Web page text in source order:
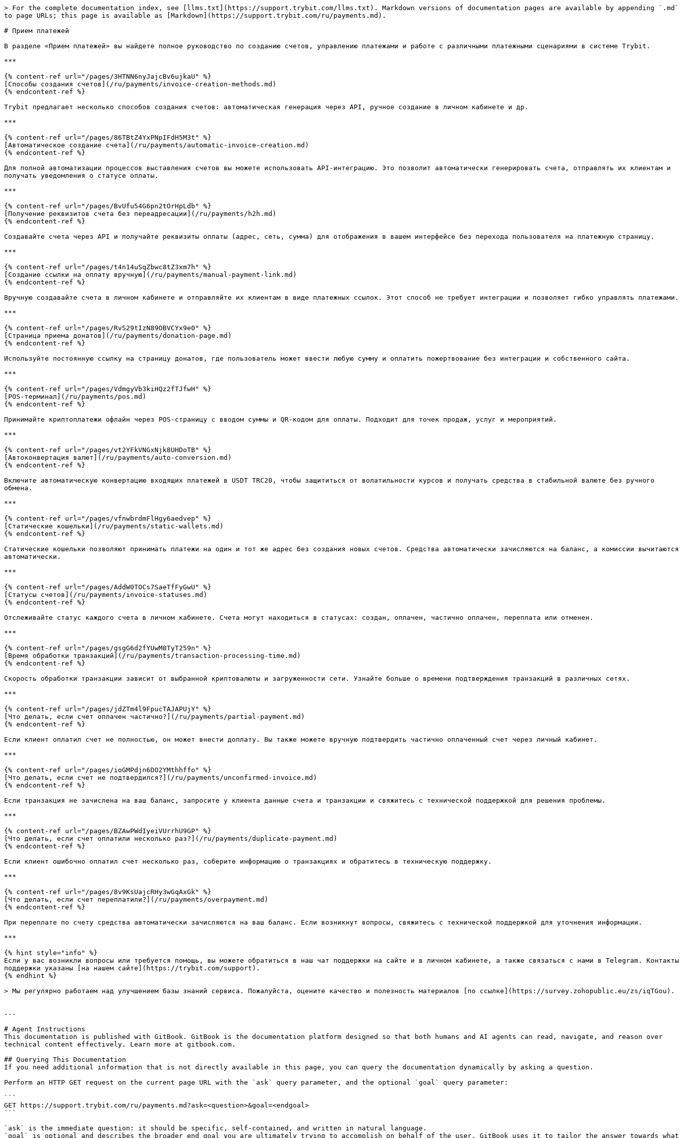
> For the complete documentation index, see [llms.txt](https://support.trybit.com/llms.txt). Markdown versions of documentation pages are available by appending `.md`
to page URLs; this page is available as [Markdown](https://support.trybit.com/ru/payments.md).
# Прием платежей
В разделе «Прием платежей» вы найдете полное руководство по созданию счетов, управлению платежами и работе с различными платежными сценариями в системе Trybit.
***
{% content-ref url="/pages/3HTNN6nyJajcBv6ujkaU" %}
[Способы создания счетов](/ru/payments/invoice-creation-methods.md)
{% endcontent-ref %}
Trybit предлагает несколько способов создания счетов: автоматическая генерация через API, ручное создание в личном кабинете и др.
***
{% content-ref url="/pages/86TBtZ4YxPNpIFdH5M3t" %}
[Автоматическое создание счета](/ru/payments/automatic-invoice-creation.md)
{% endcontent-ref %}
Для полной автоматизации процессов выставления счетов вы можете использовать API-интеграцию. Это позволит автоматически генерировать счета, отправлять их клиентам и
получать уведомления о статусе оплаты.
***
{% content-ref url="/pages/BvUfu54G6pn2tOrHpLdb" %}
[Получение реквизитов счета без переадресации](/ru/payments/h2h.md)
{% endcontent-ref %}
Создавайте счета через API и получайте реквизиты оплаты (адрес, сеть, сумма) для отображения в вашем интерфейсе без перехода пользователя на платежную страницу.
***
{% content-ref url="/pages/t4n14uSqZbwc8tZ3xm7h" %}
[Создание ссылки на оплату вручную](/ru/payments/manual-payment-link.md)
{% endcontent-ref %}
Вручную создавайте счета в личном кабинете и отправляйте их клиентам в виде платежных ссылок. Этот способ не требует интеграции и позволяет гибко управлять платежами.
***
{% content-ref url="/pages/RvS29tIzN89OBVCYx9e0" %}
[Страница приема донатов](/ru/payments/donation-page.md)
{% endcontent-ref %}
Используйте постоянную ссылку на страницу донатов, где пользователь может ввести любую сумму и оплатить пожертвование без интеграции и собственного сайта.
***
{% content-ref url="/pages/VdmgyVb3kiHQz2fTJfwH" %}
[POS-терминал](/ru/payments/pos.md)
{% endcontent-ref %}
Принимайте криптоплатежи офлайн через POS-страницу с вводом суммы и QR-кодом для оплаты. Подходит для точек продаж, услуг и мероприятий.
***
{% content-ref url="/pages/vt2YFkVNGxNjk8UHDoTB" %}
[Автоконвертация валют](/ru/payments/auto-conversion.md)
{% endcontent-ref %}
Включите автоматическую конвертацию входящих платежей в USDT TRC20, чтобы защититься от волатильности курсов и получать средства в стабильной валюте без ручного
обмена.
***
{% content-ref url="/pages/vfnwbrdmFlHgy6aedvep" %}
[Статические кошельки](/ru/payments/static-wallets.md)
{% endcontent-ref %}
Статические кошельки позволяют принимать платежи на один и тот же адрес без создания новых счетов. Средства автоматически зачисляются на баланс, а комиссии вычитаются
автоматически.
***
{% content-ref url="/pages/AddW0TOCs7SaeTfFyGwU" %}
[Статусы счетов](/ru/payments/invoice-statuses.md)
{% endcontent-ref %}
Отслеживайте статус каждого счета в личном кабинете. Счета могут находиться в статусах: создан, оплачен, частично оплачен, переплата или отменен.
***
{% content-ref url="/pages/gsgG6d2fYUwM8TyT259n" %}
[Время обработки транзакций](/ru/payments/transaction-processing-time.md)
{% endcontent-ref %}
Скорость обработки транзакции зависит от выбранной криптовалюты и загруженности сети. Узнайте больше о времени подтверждения транзакций в различных сетях.
***
{% content-ref url="/pages/jdZTm4l9FpucTAJAPUjY" %}
[Что делать, если счет оплачен частично?](/ru/payments/partial-payment.md)
{% endcontent-ref %}
Если клиент оплатил счет не полностью, он может внести доплату. Вы также можете вручную подтвердить частично оплаченный счет через личный кабинет.
***
{% content-ref url="/pages/ioGMPdjn6DO2YMthhffo" %}
[Что делать, если счет не подтвердился?](/ru/payments/unconfirmed-invoice.md)
{% endcontent-ref %}
Если транзакция не зачислена на ваш баланс, запросите у клиента данные счета и транзакции и свяжитесь с технической поддержкой для решения проблемы.
***
{% content-ref url="/pages/BZAwPWdIyeiVUrrhU9GP" %}
[Что делать, если счет оплатили несколько раз?](/ru/payments/duplicate-payment.md)
{% endcontent-ref %}
Если клиент ошибочно оплатил счет несколько раз, соберите информацию о транзакциях и обратитесь в техническую поддержку.
***
{% content-ref url="/pages/8v9KsUajcRHy3wGqAxGk" %}
[Что делать, если счет переплатили?](/ru/payments/overpayment.md)
{% endcontent-ref %}
При переплате по счету средства автоматически зачисляются на ваш баланс. Если возникнут вопросы, свяжитесь с технической поддержкой для уточнения информации.
***
{% hint style="info" %}
Если у вас возникли вопросы или требуется помощь, вы можете обратиться в наш чат поддержки на сайте и в личном кабинете, а также связаться с нами в Telegram. Контакты
поддержки указаны [на нашем сайте](https://trybit.com/support).
{% endhint %}
> Мы регулярно работаем над улучшением базы знаний сервиса. Пожалуйста, оцените качество и полезность материалов [по ссылке](https://survey.zohopublic.eu/zs/iqTGou).
---
# Agent Instructions
This documentation is published with GitBook. GitBook is the documentation platform designed so that both humans and AI agents can read, navigate, and reason over
technical content effectively. Learn more at gitbook.com.
## Querying This Documentation
If you need additional information that is not directly available in this page, you can query the documentation dynamically by asking a question.
Perform an HTTP GET request on the current page URL with the `ask` query parameter, and the optional `goal` query parameter:
```
GET https://support.trybit.com/ru/payments.md?ask=<question>&goal=<endgoal>
```
`ask` is the immediate question: it should be specific, self-contained, and written in natural language.
`goal` is optional and describes the broader end goal you are ultimately trying to accomplish on behalf of the user. GitBook uses it to tailor the answer towards what